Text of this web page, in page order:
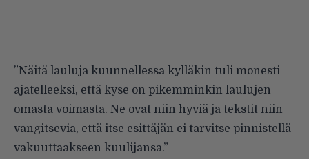
”Näitä lauluja kuunnellessa kylläkin tuli monesti
ajatelleeksi, että kyse on pikemminkin laulujen
omasta voimasta. Ne ovat niin hyviä ja tekstit niin
vangitsevia, että itse esittäjän ei tarvitse pinnistellä
vakuuttaakseen kuulijansa.”